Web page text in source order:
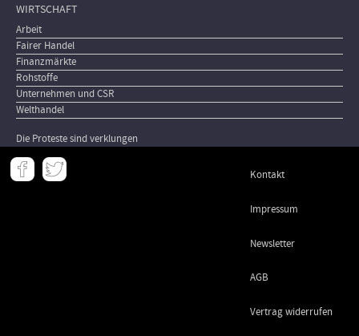
WIRTSCHAFT
Arbeit
Fairer Handel
Finanzmärkte
Rohstoffe
Unternehmen und CSR
Welthandel
Die Proteste sind verklungen
Meta
- Kontakt
Impressum
Newsletter
AGB
Vertrag widerrufen